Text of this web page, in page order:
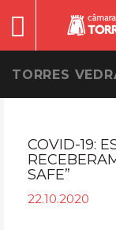
TORRES
COVID-19:
SAFE”
22.10.2020